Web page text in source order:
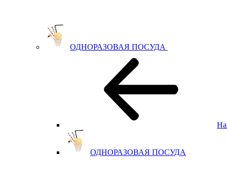
ОДНОРАЗОВАЯ ПОСУДА
ОДНОРАЗОВАЯ ПОСУДА